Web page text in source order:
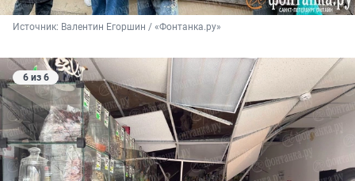
Источник: Валентин Егоршин / «Фонтанка.ру»
6 из 6